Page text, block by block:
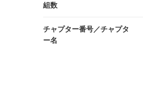
組数
チャプター番号／チャプタ
ー名